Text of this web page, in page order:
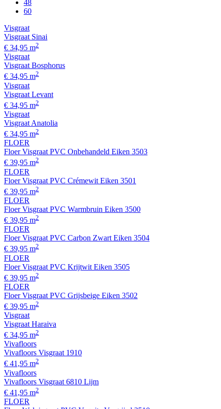
48
60
Visgraat
Visgraat Sinai
€ 34,95 m2
Visgraat
Visgraat Bosphorus
€ 34,95 m2
Visgraat
Visgraat Levant
€ 34,95 m2
Visgraat
Visgraat Anatolia
€ 34,95 m2
FLOER
Floer Visgraat PVC Onbehandeld Eiken 3503
€ 39,95 m2
FLOER
Floer Visgraat PVC Crémewit Eiken 3501
€ 39,95 m2
FLOER
Floer Visgraat PVC Warmbruin Eiken 3500
€ 39,95 m2
FLOER
Floer Visgraat PVC Carbon Zwart Eiken 3504
€ 39,95 m2
FLOER
Floer Visgraat PVC Krijtwit Eiken 3505
€ 39,95 m2
FLOER
Floer Visgraat PVC Grijsbeige Eiken 3502
€ 39,95 m2
Visgraat
Visgraat Haraiva
€ 34,95 m2
Vivafloors
Vivafloors Visgraat 1910
€ 41,95 m2
Vivafloors
Vivafloors Visgraat 6810 Lijm
€ 41,95 m2
FLOER